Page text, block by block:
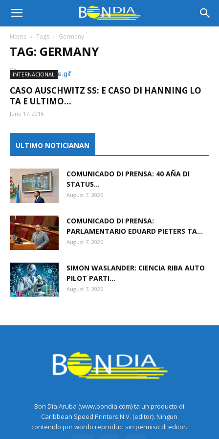
Bon
Aruba
Noticia
Home Tags Germany
TAG: GERMANY
INTERNACIONAL
CASO AUSCHWITZ SS: E CASO DI HANNING LO
TA E ULTIMO...
June 17, 2016
ULTIMO NOTICIANAN
COMUNICADO DI PRENSA: 40 AÑA DI
STATUS...
August 7, 2026
COMUNICADO DI PRENSA:
PARLAMENTARIO EDUARD PIETERS TA...
August 7, 2026
SIMON WASLANDER: CIENCIA RIBA AUTO
PILOT PARTI...
August 7, 2026
Bon Dia Aruba (www.bondia.com) ta un producto di
Caribbean Speed Printers N.V. (editor). Ningun
contenido por wordo reproduci sin permiso di editor.